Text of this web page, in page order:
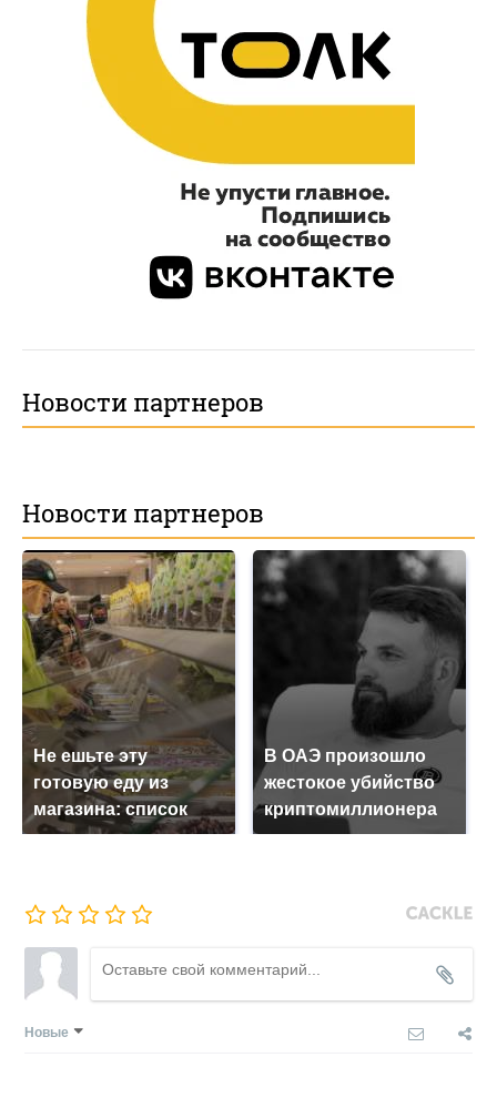
Новости партнеров
Новости партнеров
Не ешьте эту
готовую еду из
магазина: список
В ОАЭ произошло
жестокое убийство
криптомиллионера
Новые